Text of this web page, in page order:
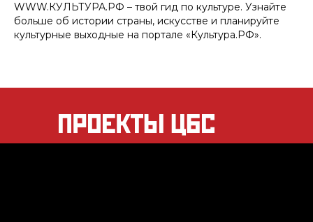
WWW.КУЛЬТУРА.РФ – твой гид по культуре. Узнайте
больше об истории страны, искусстве и планируйте
культурные выходные на портале «Культура.РФ».